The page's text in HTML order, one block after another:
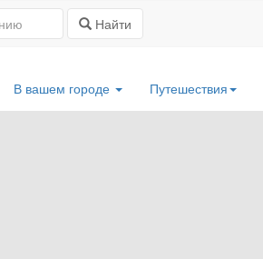
Найти
В вашем городе Путешествия